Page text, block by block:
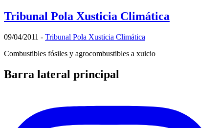
Tribunal Pola Xusticia Climática
09/04/2011 - Tribunal Pola Xusticia Climática
Combustibles fósiles y agrocombustibles a xuicio
Barra lateral principal